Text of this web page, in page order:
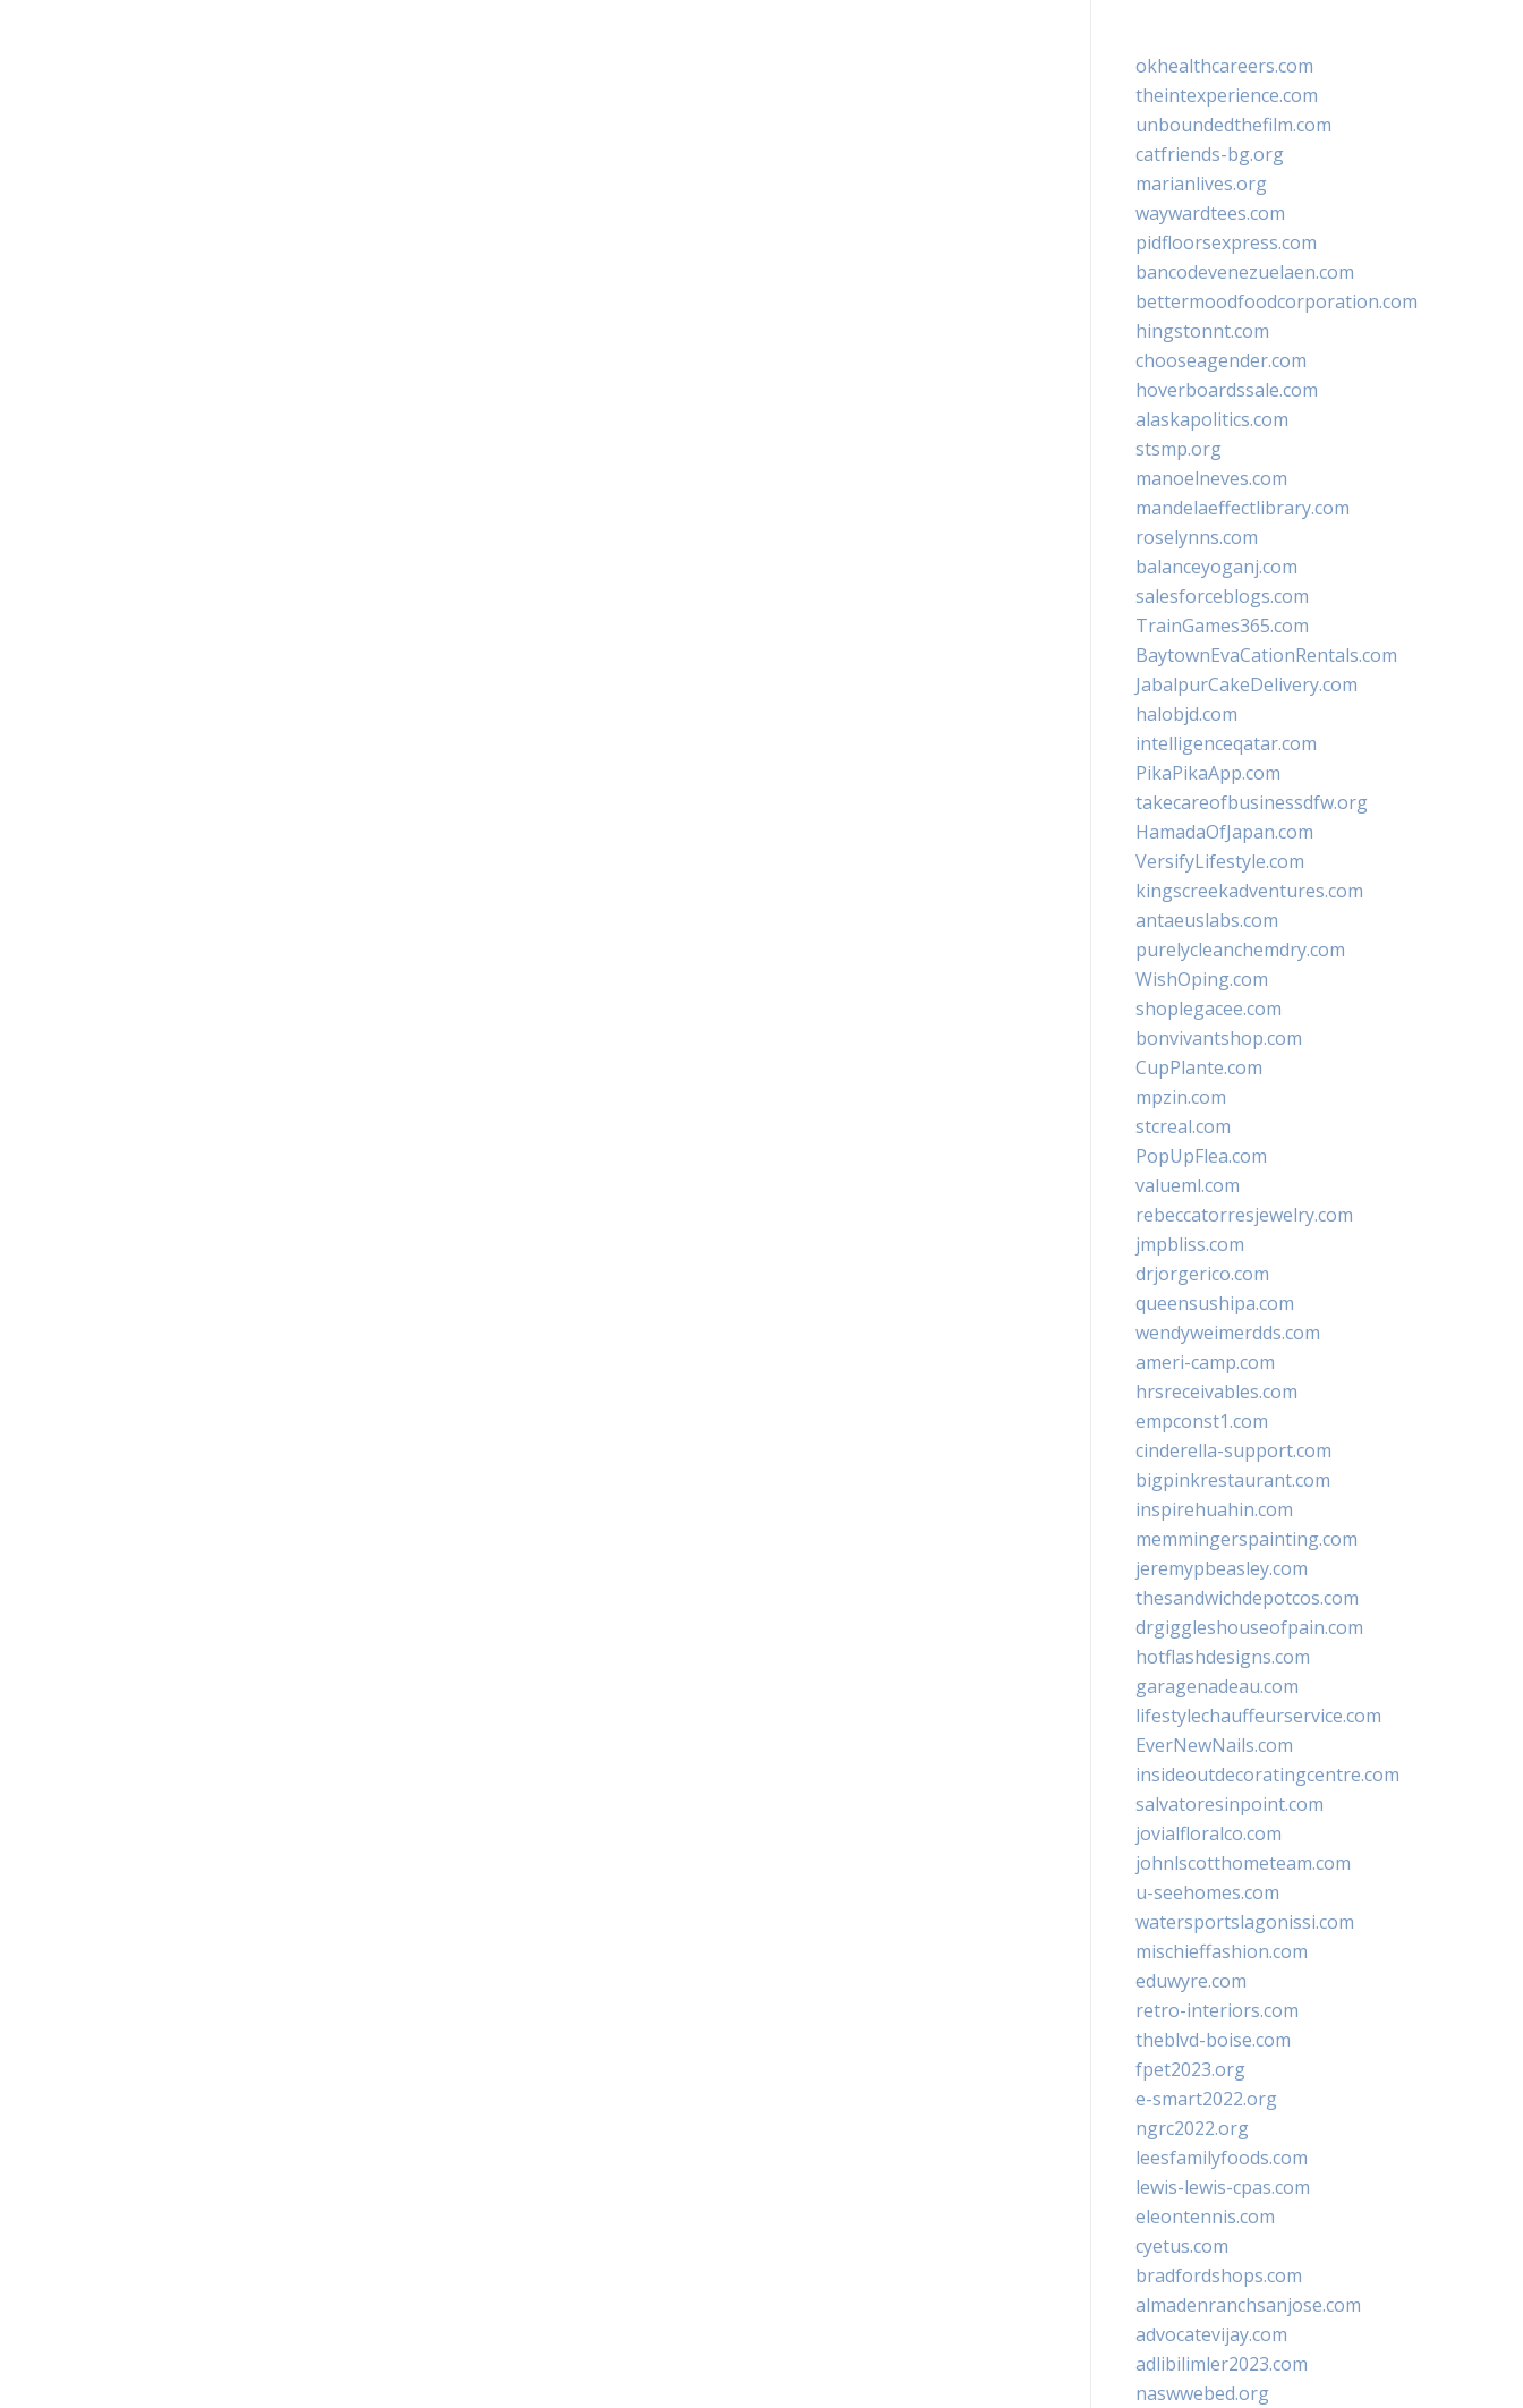
okhealthcareers.com
theintexperience.com
unboundedthefilm.com
catfriends-bg.org
marianlives.org
waywardtees.com
pidfloorsexpress.com
bancodevenezuelaen.com
bettermoodfoodcorporation.com
hingstonnt.com
chooseagender.com
hoverboardssale.com
alaskapolitics.com
stsmp.org
manoelneves.com
mandelaeffectlibrary.com
roselynns.com
balanceyoganj.com
salesforceblogs.com
TrainGames365.com
BaytownEvaCationRentals.com
JabalpurCakeDelivery.com
halobjd.com
intelligenceqatar.com
PikaPikaApp.com
takecareofbusinessdfw.org
HamadaOfJapan.com
VersifyLifestyle.com
kingscreekadventures.com
antaeuslabs.com
purelycleanchemdry.com
WishOping.com
shoplegacee.com
bonvivantshop.com
CupPlante.com
mpzin.com
stcreal.com
PopUpFlea.com
valueml.com
rebeccatorresjewelry.com
jmpbliss.com
drjorgerico.com
queensushipa.com
wendyweimerdds.com
ameri-camp.com
hrsreceivables.com
empconst1.com
cinderella-support.com
bigpinkrestaurant.com
inspirehuahin.com
memmingerspainting.com
jeremypbeasley.com
thesandwichdepotcos.com
drgiggleshouseofpain.com
hotflashdesigns.com
garagenadeau.com
lifestylechauffeurservice.com
EverNewNails.com
insideoutdecoratingcentre.com
salvatoresinpoint.com
jovialfloralco.com
johnlscotthometeam.com
u-seehomes.com
watersportslagonissi.com
mischieffashion.com
eduwyre.com
retro-interiors.com
theblvd-boise.com
fpet2023.org
e-smart2022.org
ngrc2022.org
leesfamilyfoods.com
lewis-lewis-cpas.com
eleontennis.com
cyetus.com
bradfordshops.com
almadenranchsanjose.com
advocatevijay.com
adlibilimler2023.com
naswwebed.org